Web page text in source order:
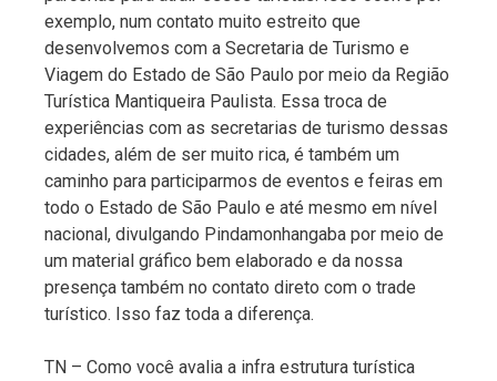
exemplo, num contato muito estreito que
desenvolvemos com a Secretaria de Turismo e
Viagem do Estado de São Paulo por meio da Região
Turística Mantiqueira Paulista. Essa troca de
experiências com as secretarias de turismo dessas
cidades, além de ser muito rica, é também um
caminho para participarmos de eventos e feiras em
todo o Estado de São Paulo e até mesmo em nível
nacional, divulgando Pindamonhangaba por meio de
um material gráfico bem elaborado e da nossa
presença também no contato direto com o trade
turístico. Isso faz toda a diferença.
TN – Como você avalia a infra estrutura turística